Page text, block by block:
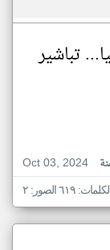
تباشير
Oct 03, 2024
٦١٩ الصور: ٢